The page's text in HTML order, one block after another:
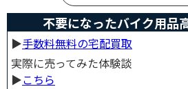
不要になったバイク用品
▶︎手数料無料の宅配買取
実際に売ってみた体験談
▶︎こちら